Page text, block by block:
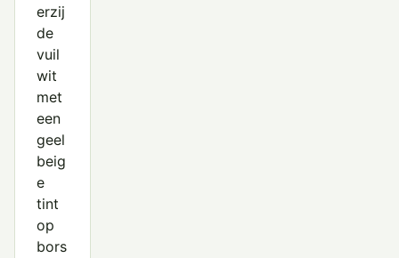
erzij
de
vuil
wit
met
een
geel
beig
e
tint
op
bors